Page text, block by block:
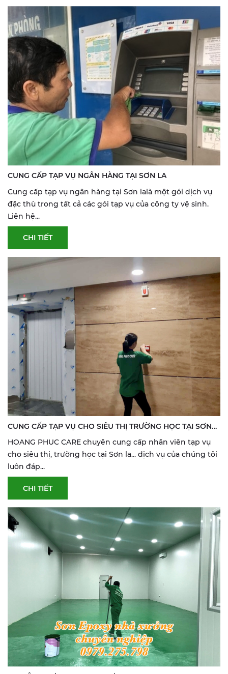
CUNG CẤP TẠP VỤ NGÂN HÀNG TẠI SƠN LA
Cung cấp tạp vụ ngân hàng tại Sơn lalà một gói dịch vụ
đặc thù trong tất cả các gói tạp vụ của công ty vệ sinh.
Liên hệ...
CHI TIẾT
CUNG CẤP TẠP VỤ CHO SIÊU THỊ TRƯỜNG HỌC TẠI SƠN
LA
HOANG PHUC CARE chuyên cung cấp nhân viên tạp vụ
cho siêu thị, trường học tại Sơn la... dịch vụ của chúng tôi
luôn đáp...
CHI TIẾT